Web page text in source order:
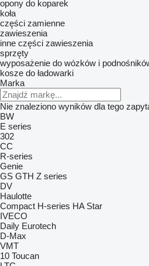
opony do koparek
koła
części zamienne
zawieszenia
inne części zawieszenia
sprzęty
wyposażenie do wózków i
kosze do ładowarki
Marka
Nie znaleziono wyników dla tego
BW
E series
302
CC
R-series
Genie
GS GTH Z series
DV
Haulotte
Compact H-series HA Star
IVECO
Daily Eurotech
D-Max
VMT
10 Toucan